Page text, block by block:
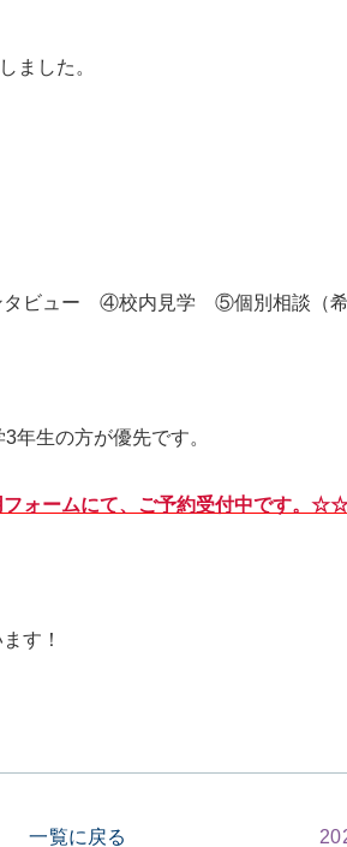
ました。
ュー ④校内見学 ⑤個別相談（希望
生の方が優先です。
フォームにて、ご予約受付中です。
す！
一覧に戻る